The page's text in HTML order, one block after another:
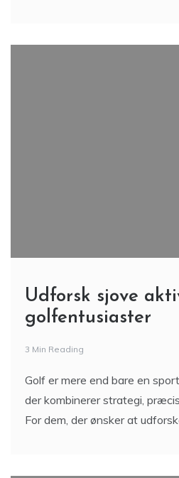
Udforsk sjove
golfentusiaster
3 Min Reading
Golf er mere end bare en
der kombinerer strategi,
For dem, der ønsker at